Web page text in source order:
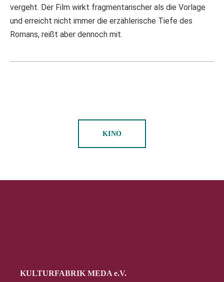
vergeht. Der Film wirkt fragmentarischer als die Vorlage
und erreicht nicht immer die erzählerische Tiefe des
Romans, reißt aber dennoch mit.
KINO
KULTURFABRIK MEDA e.V.